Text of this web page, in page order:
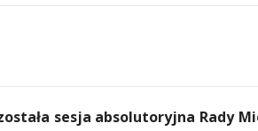
sesja absolutoryjna Rady